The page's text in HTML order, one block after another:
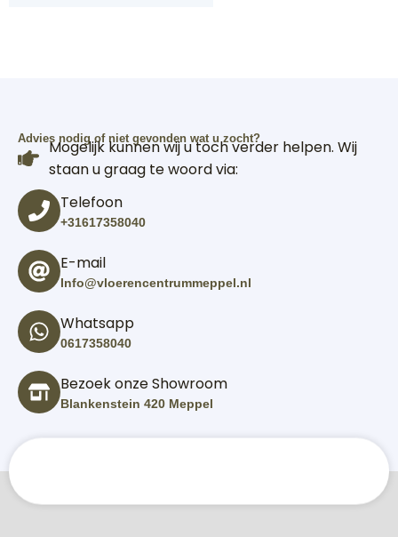
Advies nodig of niet gevonden wat u zocht?
Mogelijk kunnen wij u toch verder helpen. Wij
staan u graag te woord via:
Telefoon
+31617358040
E-mail
Info@vloerencentrummeppel.nl
Whatsapp
0617358040
Bezoek onze Showroom
Blankenstein 420 Meppel